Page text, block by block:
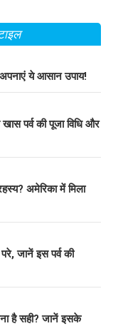
ये आसान उपाय!
पर्व की पूजा विधि और
अमेरिका में मिला
जानें इस पर्व की
है सही? जानें इसके